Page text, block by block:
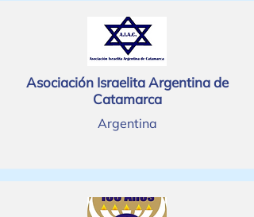
Asociación Israelita Argentina de
Catamarca
Argentina